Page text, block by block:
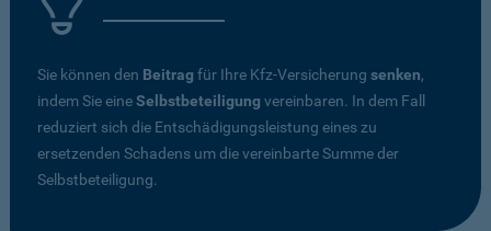
Sie können den Beitrag für Ihre Kfz-Versicherung senken,
indem Sie eineSelbstbeteiligung vereinbaren. In dem Fall
reduziert sich die Entschädigungsleistung eines zu
ersetzenden Schadens um die vereinbarte Summe der
Selbstbeteiligung.